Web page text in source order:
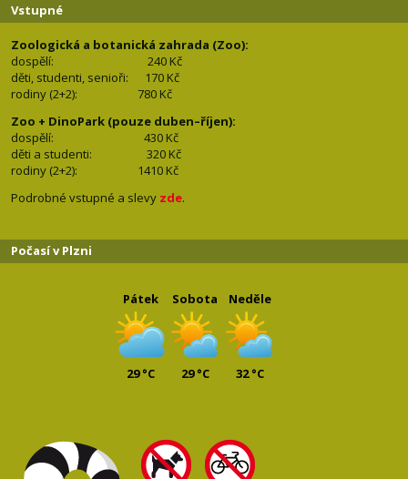
Vstupné
Zoologická a botanická zahrada (Zoo):
dospělí:
240 Kč
děti, studenti, senioři: 170 Kč
rodiny (2+2): 780 Kč
Zoo + DinoPark (pouze duben–říjen):
dospělí: 430 Kč
děti a studenti: 320 Kč
rodiny (2+2): 1410 Kč
Podrobné vstupné a slevy zde.
Počasí v Plzni
Pátek
29 °C
Sobota
29 °C
Neděle
32 °C